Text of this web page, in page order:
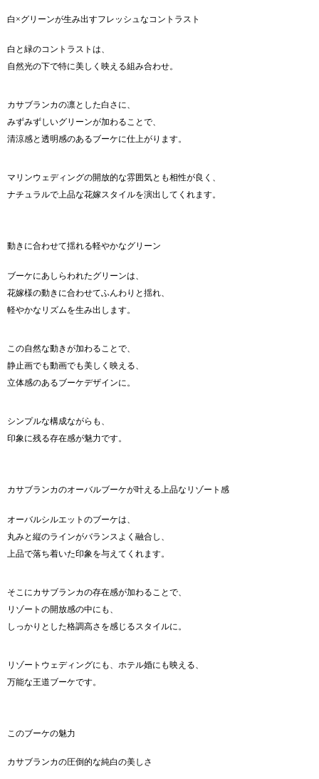
白×グリーンが生み出すフレッシュなコントラスト
白と緑のコントラストは、
自然光の下で特に美しく映える組み合わせ。
カサブランカの凛とした白さに、
みずみずしいグリーンが加わることで、
清涼感と透明感のあるブーケに仕上がります。
マリンウェディングの開放的な雰囲気とも相性が良く、
ナチュラルで上品な花嫁スタイルを演出してくれます。
動きに合わせて揺れる軽やかなグリーン
ブーケにあしらわれたグリーンは、
花嫁様の動きに合わせてふんわりと揺れ、
軽やかなリズムを生み出します。
この自然な動きが加わることで、
静止画でも動画でも美しく映える、
立体感のあるブーケデザインに。
シンプルな構成ながらも、
印象に残る存在感が魅力です。
カサブランカのオーバルブーケが叶える上品なリゾート感
オーバルシルエットのブーケは、
丸みと縦のラインがバランスよく融合し、
上品で落ち着いた印象を与えてくれます。
そこにカサブランカの存在感が加わることで、
リゾートの開放感の中にも、
しっかりとした格調高さを感じるスタイルに。
リゾートウェディングにも、ホテル婚にも映える、
万能な王道ブーケです。
このブーケの魅力
カサブランカの圧倒的な純白の美しさ